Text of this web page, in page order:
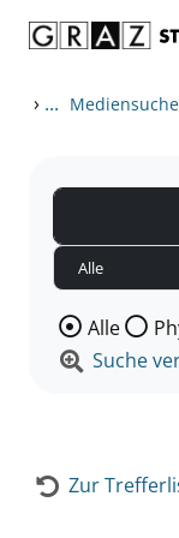
› ... Mediensuche
Wählen Sie
Alle
Suche
Zur